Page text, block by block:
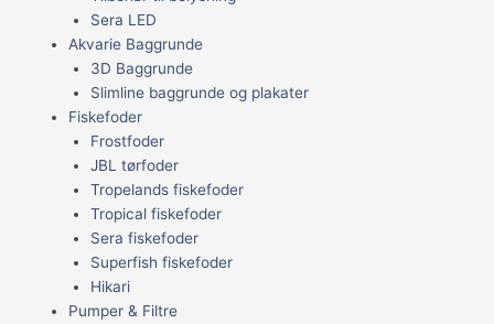
Sera LED
Akvarie Baggrunde
3D Baggrunde
Slimline baggrunde og plakater
Fiskefoder
Frostfoder
JBL tørfoder
Tropelands fiskefoder
Tropical fiskefoder
Sera fiskefoder
Superfish fiskefoder
Hikari
Pumper & Filtre